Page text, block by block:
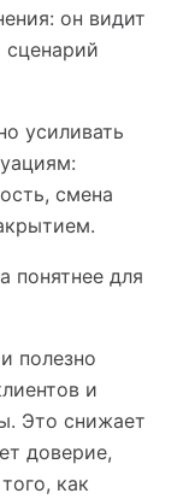
он видит
усиливать
смена
понятнее для
полезно
и
Это снижает
доверие,
как